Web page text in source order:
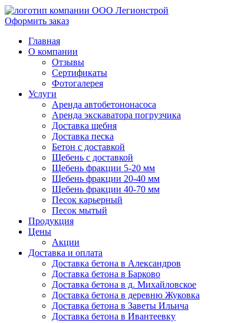
Оформить заказ
Главная
О компании
Отзывы
Сертификаты
Фотогалерея
Услуги
Аренда автобетононасоса
Аренда экскаватора погрузчика
Доставка щебня
Доставка песка
Бетон с доставкой
Щебень с доставкой
Щебень фракции 5-20 мм
Щебень фракции 20-40 мм
Щебень фракции 40-70 мм
Песок карьерный
Песок мытый
Продукция
Цены
Акции
Доставка и оплата
Доставка бетона в Александров
Доставка бетона в Барково
Доставка бетона в д. Михайловское
Доставка бетона в деревню Жуковка
Доставка бетона в Заветы Ильича
Доставка бетона в Ивантеевку